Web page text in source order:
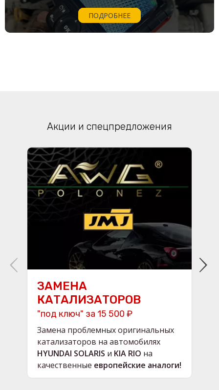
ПОДРОБНЕЕ
Акции и спецпредложения
ЗАМЕНА
КАТАЛИЗАТОРОВ
"под ключ" за 15 500 ₽
Замена проблемных оригинальных
катализаторов на автомобилях
HYUNDAI SOLARIS и KIA RIO на
качественные европейские аналоги!